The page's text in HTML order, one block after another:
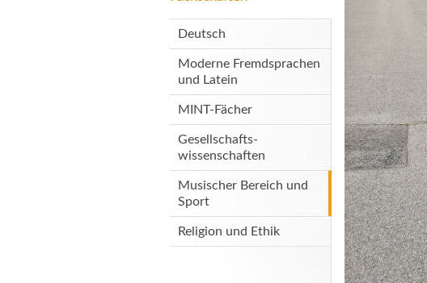
Deutsch
Moderne Fremdsprachen
und Latein
MINT-Fächer
Gesellschafts-
wissenschaften
Musischer Bereich und
Sport
Religion und Ethik